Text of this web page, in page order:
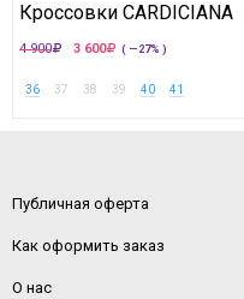
Кроссовки CARDICIANA
4 900 3 600 ( —27% )
36 37 38 39 40 41
Публичная оферта
Как оформить заказ
О нас